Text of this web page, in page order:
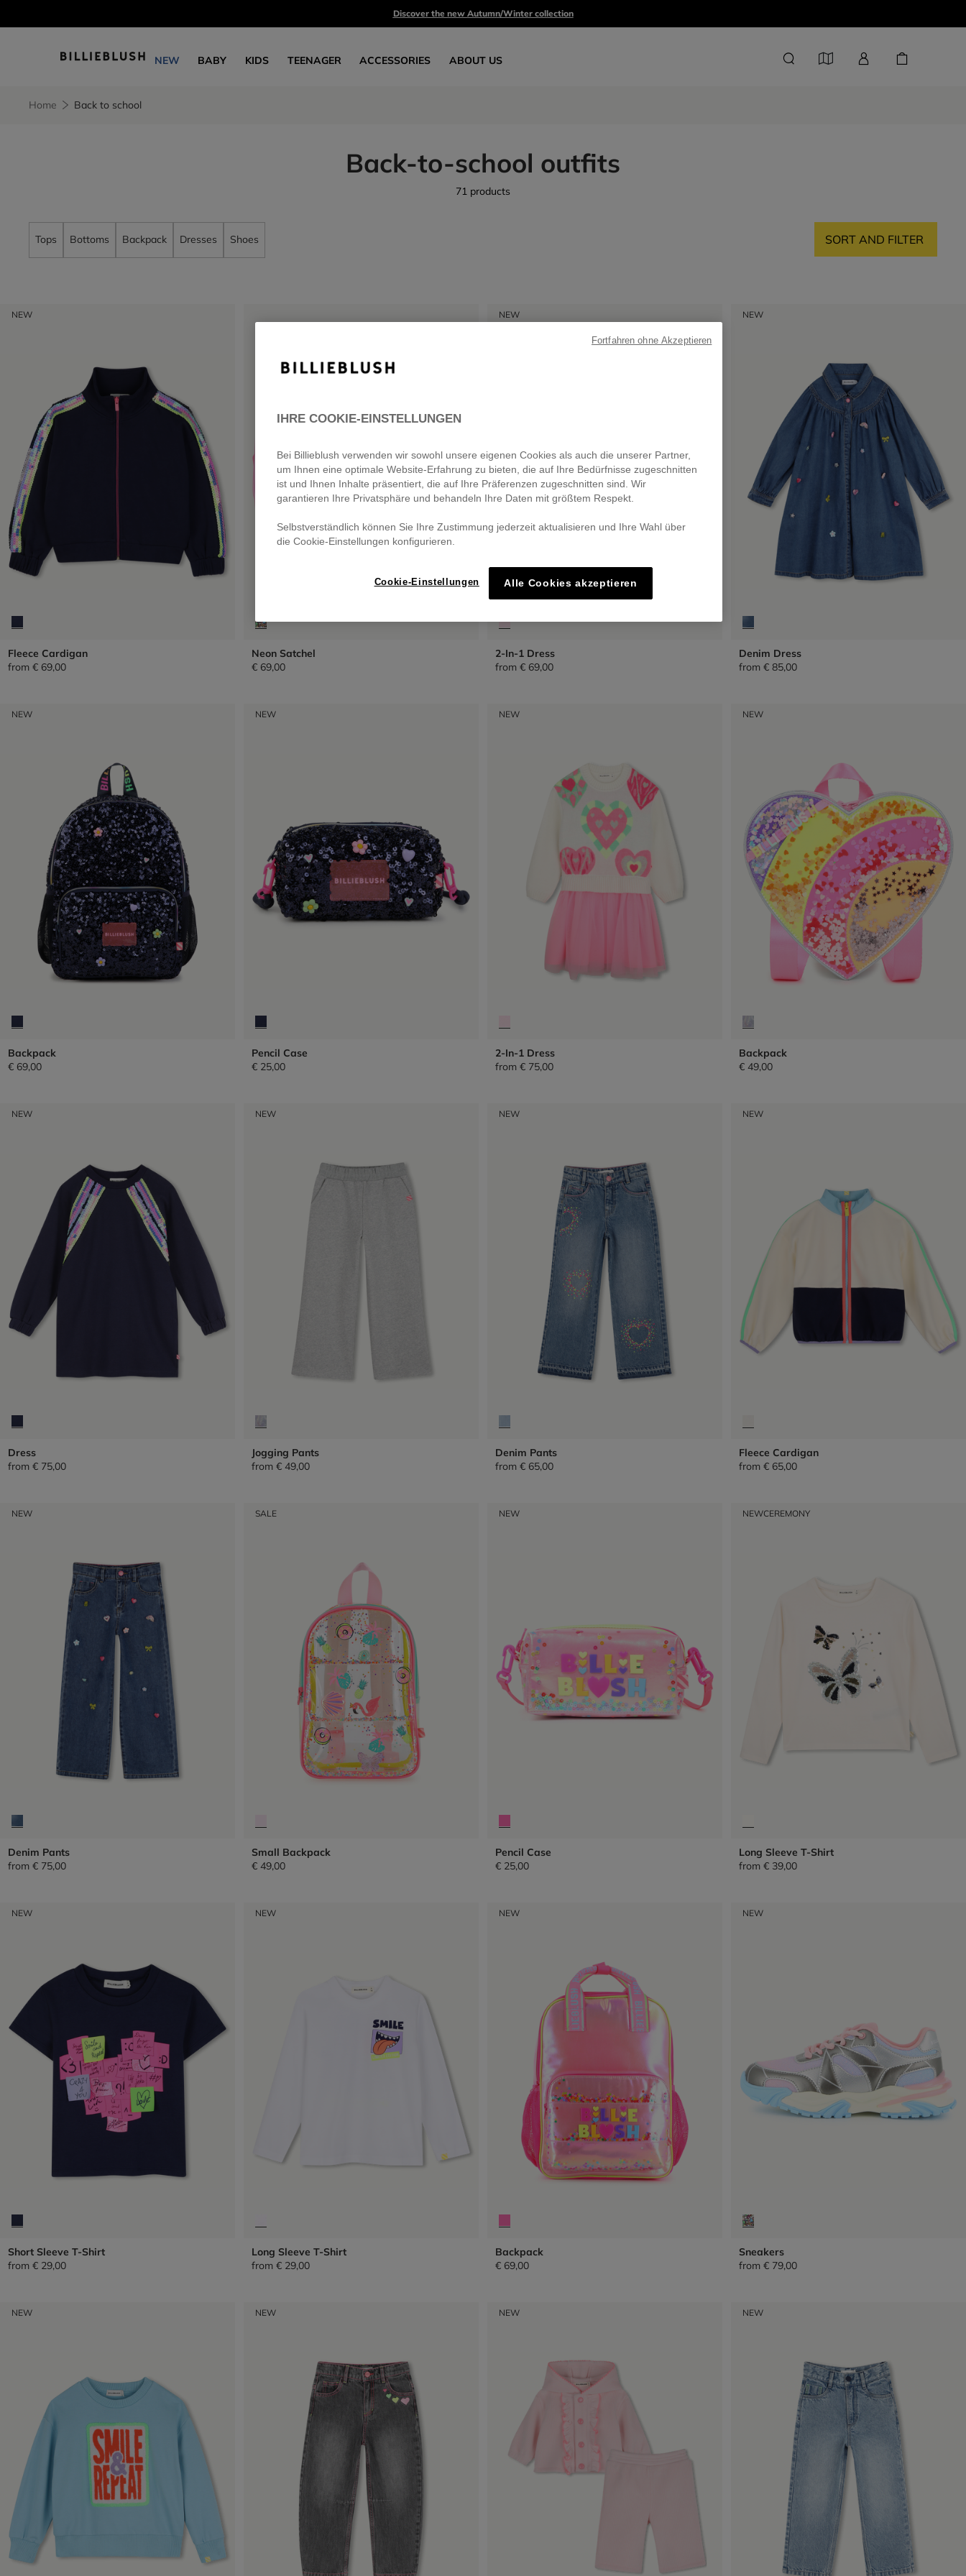
Discover the new Autumn/Winter collection
NEW BABY KIDS TEENAGER ACCESSORIES ABOUT US
Home Back to school
Back-to-school outfits
71 products
Tops Bottoms Backpack Dresses Shoes SORT AND FILTER
NEW
Fleece Cardigan
from € 69,00
Neon Satchel
€ 69,00
NEW
2-In-1 Dress
from € 69,00
NEW
Denim Dress
from € 85,00
NEW
Backpack
€ 69,00
NEW
Pencil Case
€ 25,00
NEW
2-In-1 Dress
from € 75,00
NEW
Backpack
€ 49,00
NEW
Dress
from € 75,00
NEW
Jogging Pants
from € 49,00
NEW
Denim Pants
from € 65,00
NEW
Fleece Cardigan
from € 65,00
NEW
Denim Pants
from € 75,00
SALE
Small Backpack
€ 49,00
NEW
Pencil Case
€ 25,00
NEWCEREMONY
Long Sleeve T-Shirt
from € 39,00
NEW
Short Sleeve T-Shirt
from € 29,00
NEW
Long Sleeve T-Shirt
from € 29,00
NEW
Backpack
€ 69,00
NEW
Sneakers
from € 79,00
NEW NEW NEW NEW
IHRE COOKIE-EINSTELLUNGEN
Bei Billieblush verwenden wir sowohl unsere eigenen Cookies als auch die unserer Partner,
um Ihnen eine optimale Website-Erfahrung zu bieten, die auf Ihre Bedürfnisse zugeschnitten
ist und Ihnen Inhalte präsentiert, die auf Ihre Präferenzen zugeschnitten sind. Wir
garantieren Ihre Privatsphäre und behandeln Ihre Daten mit größtem Respekt.
Selbstverständlich können Sie Ihre Zustimmung jederzeit aktualisieren und Ihre Wahl über
die Cookie-Einstellungen konfigurieren.
Cookie-Einstellungen Alle Cookies akzeptieren
Fortfahren ohne Akzeptieren